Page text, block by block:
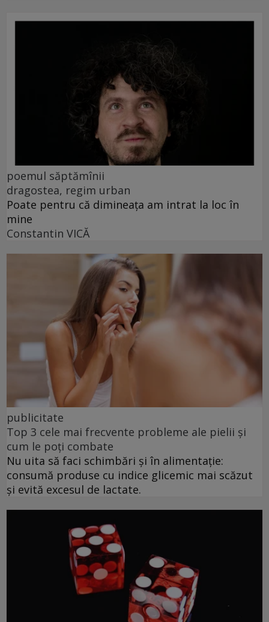
poemul săptămînii
dragostea, regim urban
Poate pentru că dimineața am intrat la loc în
mine
Constantin VICĂ
publicitate
Top 3 cele mai frecvente probleme ale pielii și
cum le poți combate
Nu uita să faci schimbări și în alimentație:
consumă produse cu indice glicemic mai scăzut
și evită excesul de lactate.